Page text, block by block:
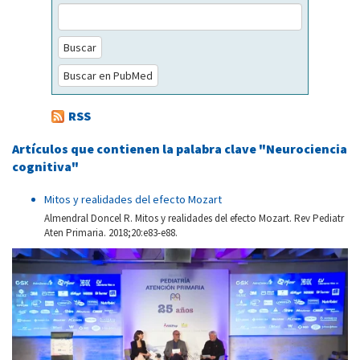
Buscar
Buscar en PubMed
RSS
Artículos que contienen la palabra clave "Neurociencia
cognitiva"
Mitos y realidades del efecto Mozart
Almendral Doncel R. Mitos y realidades del efecto Mozart. Rev Pediatr
Aten Primaria. 2018;20:e83-e88.